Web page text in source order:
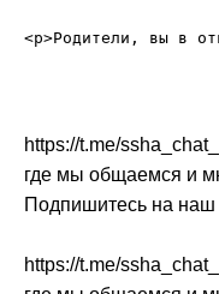
https://t.me/
где мы общаемся и
Подпишитесь на наш
https://t.me/